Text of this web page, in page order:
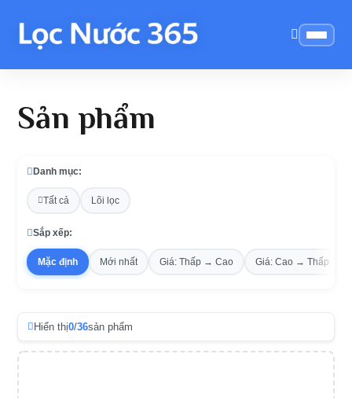
Sản phẩm
Danh mục:
Tất cả Lõi lọc
Sắp xếp:
Mặc định Mới nhất Giá: Thấp → Cao Giá: Cao → Thấp
Hiển thị0/36sản phẩm